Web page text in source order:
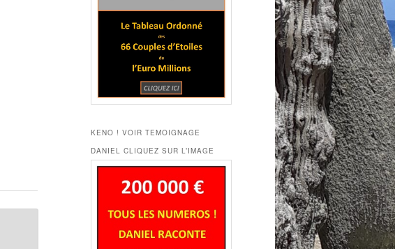
KENO ! VOIR TEMOIGNAGE
DANIEL CLIQUEZ SUR L’IMAGE